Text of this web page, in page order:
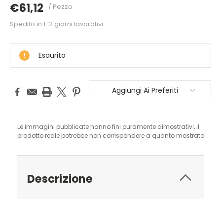
€61,12 / Pezzo
DISPONIBILE
Spedito in 1-2 giorni lavorativi
Esaurito
Aggiungi Ai Preferiti
Le immagini pubblicate hanno fini puramente dimostrativi, il
prodotto reale potrebbe non corrispondere a quanto mostrato.
Descrizione